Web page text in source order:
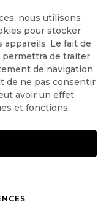
nous utilisons
pour stocker
appareils. Le fait de
de traiter
de navigation
de ne pas consentir
avoir un effet
et fonctions.
de confidentialité